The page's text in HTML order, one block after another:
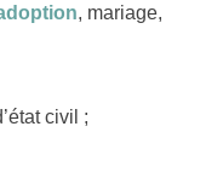
, mariage,
civil ;